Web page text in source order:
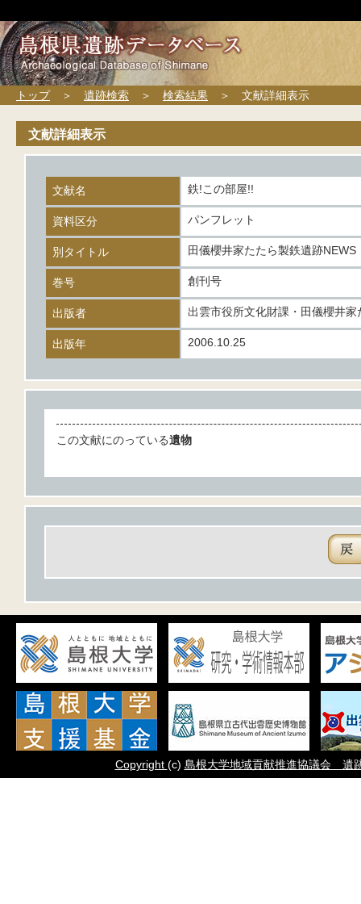
トップ＞ 遺跡検索 ＞ 検索結果 ＞ 文献詳細表示
文献詳細表示
文献名 鉄!この部屋!!
資料区分 パンフレット
別タイトル 田儀櫻井家たたら製鉄遺跡NEWS
巻号 創刊号
出版者 出雲市役所文化財課・田儀櫻井
出版年 2006.10.25
この文献にのっている遺物
Copyright (c) 島根大学地域貢献推進協議会 遺